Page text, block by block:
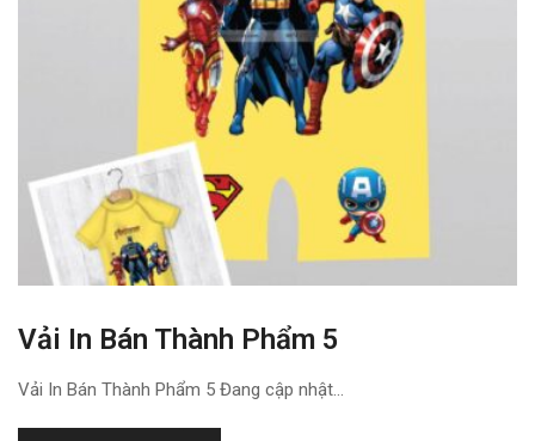
Vải In Bán Thành Phẩm 5
Vải In Bán Thành Phẩm 5 Đang cập nhật...